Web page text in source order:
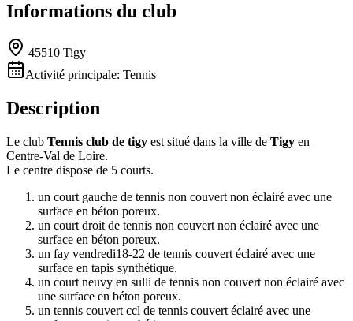
Informations du club
45510 Tigy
Activité principale: Tennis
Description
Le club Tennis club de tigy est situé dans la ville de Tigy en
Centre-Val de Loire.
Le centre dispose de 5 courts.
un court gauche de tennis non couvert non éclairé avec une
surface en béton poreux.
un court droit de tennis non couvert non éclairé avec une
surface en béton poreux.
un fay vendredi18-22 de tennis couvert éclairé avec une
surface en tapis synthétique.
un court neuvy en sulli de tennis non couvert non éclairé avec
une surface en béton poreux.
un tennis couvert ccl de tennis couvert éclairé avec une